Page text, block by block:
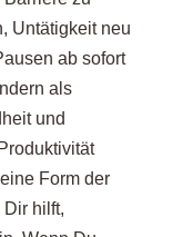
Untätigkeit neu
ab sofort
als
und
Form der
Dir hilft,